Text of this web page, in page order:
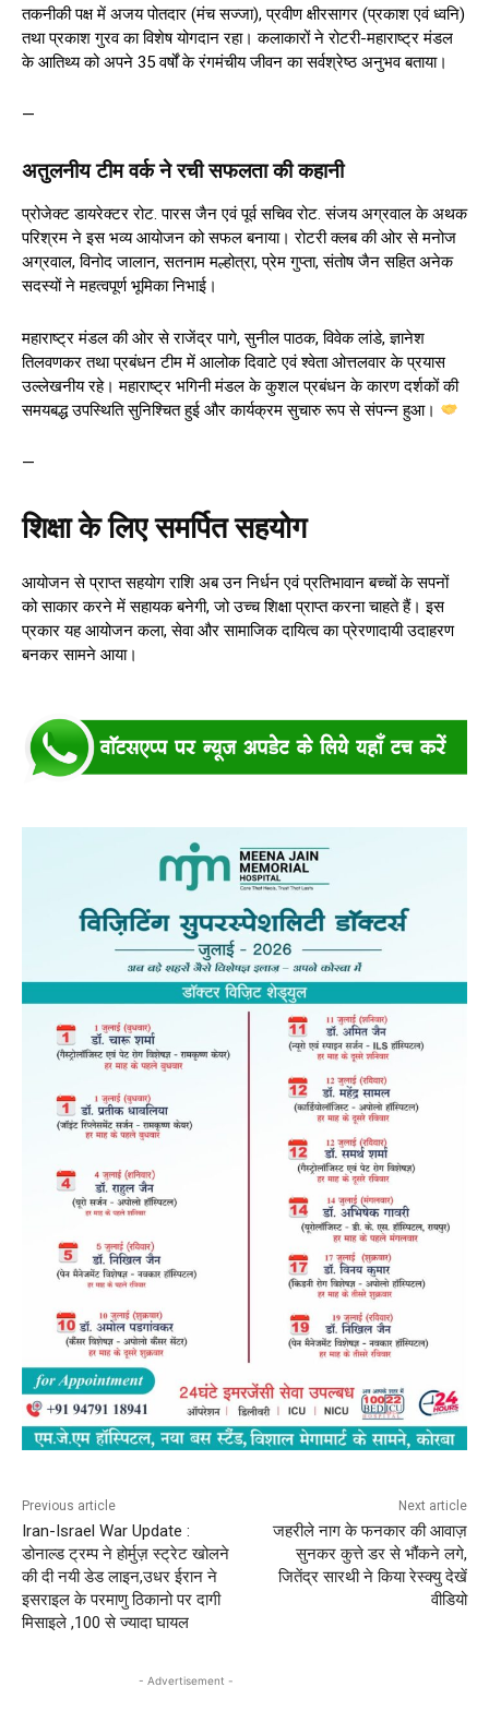
तकनीकी पक्ष में अजय पोतदार (मंच सज्जा), प्रवीण क्षीरसागर (प्रकाश एवं ध्वनि)
तथा प्रकाश गुरव का विशेष योगदान रहा। कलाकारों ने रोटरी-महाराष्ट्र मंडल
के आतिथ्य को अपने 35 वर्षों के रंगमंचीय जीवन का सर्वश्रेष्ठ अनुभव बताया।
—
अतुलनीय टीम वर्क ने रची सफलता की कहानी
प्रोजेक्ट डायरेक्टर रोट. पारस जैन एवं पूर्व सचिव रोट. संजय अग्रवाल के अथक
परिश्रम ने इस भव्य आयोजन को सफल बनाया। रोटरी क्लब की ओर से मनोज
अग्रवाल, विनोद जालान, सतनाम मल्होत्रा, प्रेम गुप्ता, संतोष जैन सहित अनेक
सदस्यों ने महत्वपूर्ण भूमिका निभाई।
महाराष्ट्र मंडल की ओर से राजेंद्र पागे, सुनील पाठक, विवेक लांडे, ज्ञानेश
तिलवणकर तथा प्रबंधन टीम में आलोक दिवाटे एवं श्वेता ओत्तलवार के प्रयास
उल्लेखनीय रहे। महाराष्ट्र भगिनी मंडल के कुशल प्रबंधन के कारण दर्शकों की
समयबद्ध उपस्थिति सुनिश्चित हुई और कार्यक्रम सुचारु रूप से संपन्न हुआ।
—
शिक्षा के लिए समर्पित सहयोग
आयोजन से प्राप्त सहयोग राशि अब उन निर्धन एवं प्रतिभावान बच्चों के सपनों
को साकार करने में सहायक बनेगी, जो उच्च शिक्षा प्राप्त करना चाहते हैं। इस
प्रकार यह आयोजन कला, सेवा और सामाजिक दायित्व का प्रेरणादायी उदाहरण
बनकर सामने आया।
Previous article
Iran-Israel War Update :
डोनाल्ड ट्रम्प ने होर्मुज़ स्ट्रेट खोलने
की दी नयी डेड लाइन,उधर ईरान ने
इसराइल के परमाणु ठिकानो पर दागी
मिसाइले ,100 से ज्यादा घायल
Next article
जहरीले नाग के फनकार की आवाज़
सुनकर कुत्ते डर से भौंकने लगे,
जितेंद्र सारथी ने किया रेस्क्यु देखें
वीडियो
- Advertisement -